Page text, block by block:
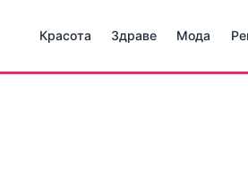
Красота Здраве Мода